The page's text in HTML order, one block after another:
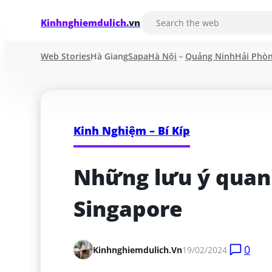
Kinhnghiemdulich.vn
Web StoriesHà GiangSapaHà Nội Quảng NinhHải
Kinh Nghiệm – Bí Kíp
Những lưu ý
Singapore
Kinhnghiemdulich.vn19/02/2024 0